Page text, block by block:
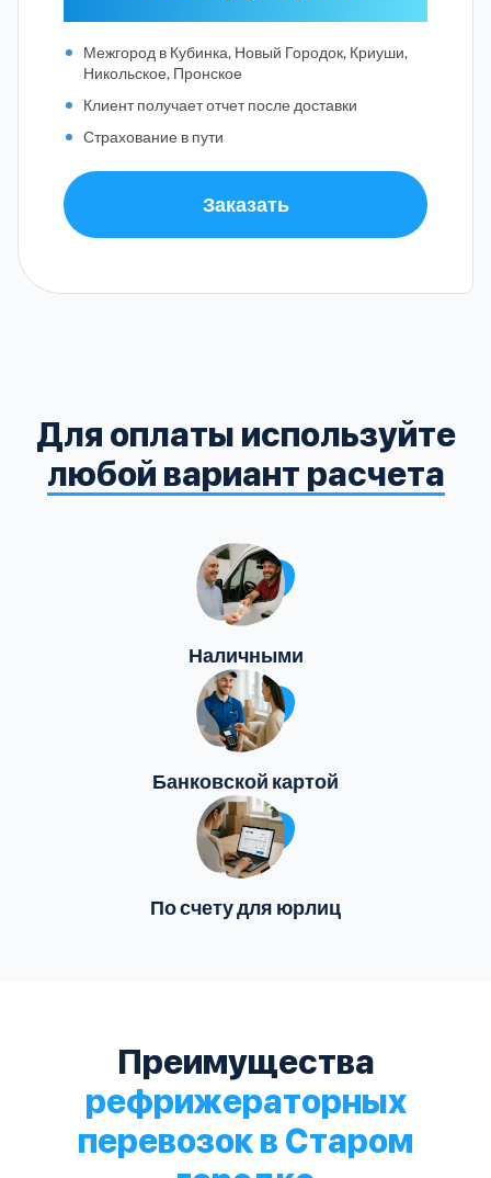
Межгород в Кубинка, Новый Городок, Криуши,
Никольское, Пронское
Клиент получает отчет после доставки
Страхование в пути
Заказать
Для оплаты используйте
любой вариант расчета
Наличными
Банковской картой
По счету для юрлиц
Преимущества
рефрижераторных
перевозок в Старом